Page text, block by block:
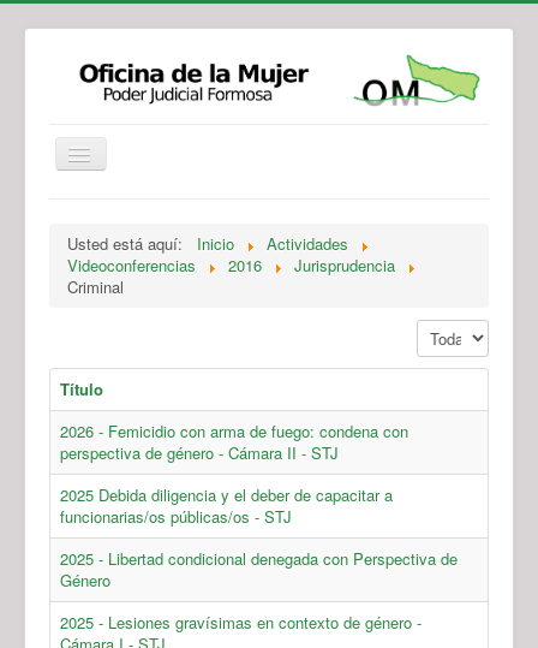
Legislación
Novedades
Recursos y Servicios de Atención
Usted está aquí: Inicio
Actividades
Videoconferencias
2016
Jurisprudencia
Criminal
Mostrar #
Título
2026 - Femicidio con arma de fuego: condena con
perspectiva de género - Cámara II - STJ
2025 Debida diligencia y el deber de capacitar a
funcionarias/os públicas/os - STJ
2025 - Libertad condicional denegada con Perspectiva de
Género
2025 - Lesiones gravísimas en contexto de género -
Cámara I - STJ